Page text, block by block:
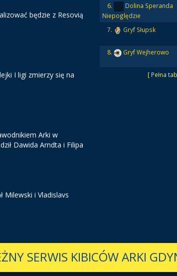
będzie z Resovią
I ligi zmierzy się na
Arki w
Dawida Arndta i Filipa
Milewski i Vladislavs
[ Pełna
6.
Dolina Speranda
Niepoględzie
7.
Gryf Słupsk
8.
Gryf Wejherowo
SERWIS KIBICÓW ARKI